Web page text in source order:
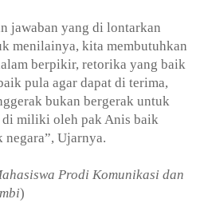
jawaban yang di lontarkan
menilainya, kita membutuhkan
berpikir, retorika yang baik
pula agar dapat di terima,
bukan bergerak untuk
di miliki oleh pak Anis baik
Ujarnya.
Prodi Komunikasi dan
)